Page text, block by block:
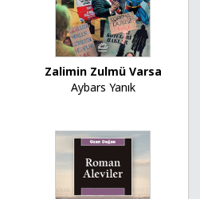
Zalimin Zulmü Varsa
Aybars Yanık